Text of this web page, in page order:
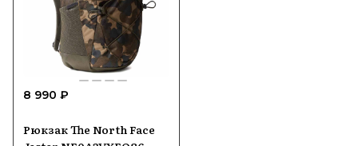
8 990 ₽
Рюкзак The North Face